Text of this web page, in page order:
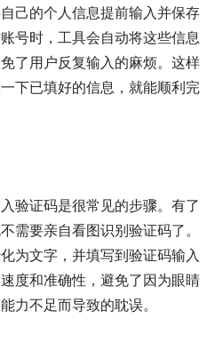
己的个人信息提前输入并保存
号时，工具会自动将这些信息
了用户反复输入的麻烦。这样
下已填好的信息，就能顺利完
验证码是很常见的步骤。有了
需要亲自看图识别验证码了。
为文字，并填写到验证码输入
度和准确性，避免了因为眼睛
力不足而导致的耽误。